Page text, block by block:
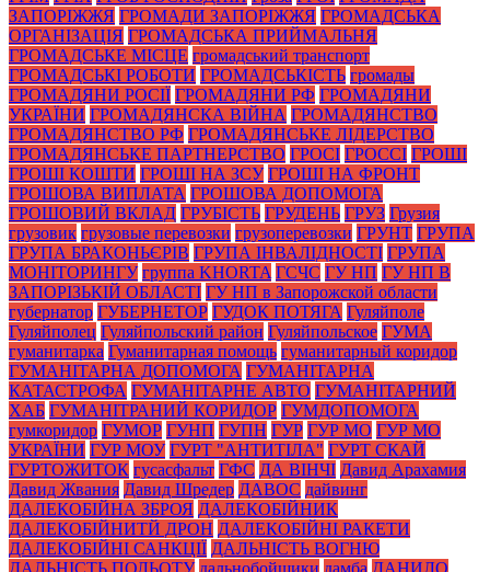
ЗАПОРІЖЖЯ ГРОМАДИ ЗАПОРІЖЖЯ ГРОМАДСЬКА
ОРГАНІЗАЦІЯ ГРОМАДСЬКА ПРИЙМАЛЬНЯ
ГРОМАДСЬКЕ МІСЦЕ громадський транспорт
ГРОМАДСЬКІ РОБОТИ ГРОМАДСЬКІСТЬ громады
ГРОМАДЯНИ РОСІЇ ГРОМАДЯНИ РФ ГРОМАДЯНИ
УКРАЇНИ ГРОМАДЯНСКА ВІЙНА ГРОМАДЯНСТВО
ГРОМАДЯНСТВО РФ ГРОМАДЯНСЬКЕ ЛІДЕРСТВО
ГРОМАДЯНСЬКЕ ПАРТНЕРСТВО ГРОСІ ГРОССІ ГРОШІ
ГРОШІ КОШТИ ГРОШІ НА ЗСУ ГРОШІ НА ФРОНТ
ГРОШОВА ВИПЛАТА ГРОШОВА ДОПОМОГА
ГРОШОВИЙ ВКЛАД ГРУБІСТЬ ГРУДЕНЬ ГРУЗ Грузия
грузовик грузовые перевозки грузоперевозки ГРУНТ ГРУПА
ГРУПА БРАКОНЬЄРІВ ГРУПА ІНВАЛІДНОСТІ ГРУПА
МОНІТОРИНГУ группа KHORTA ГСЧС ГУ НП ГУ НП В
ЗАПОРІЗЬКІЙ ОБЛАСТІ ГУ НП в Запорожской области
губернатор ГУБЕРНЕТОР ГУДОК ПОТЯГА Гуляйполе
Гуляйполец Гуляйпольский район Гуляйпольское ГУМА
гуманитарка Гуманитарная помощь гуманитарный коридор
ГУМАНІТАРНА ДОПОМОГА ГУМАНІТАРНА
КАТАСТРОФА ГУМАНІТАРНЕ АВТО ГУМАНІТАРНИЙ
ХАБ ГУМАНІТРАНИЙ КОРИДОР ГУМДОПОМОГА
гумкоридор ГУМОР ГУНП ГУПН ГУР ГУР МО ГУР МО
УКРАЇНИ ГУР МОУ ГУРТ "АНТИТІЛА" ГУРТ СКАЙ
ГУРТОЖИТОК гусасфальт ГФС ДА ВІНЧІ Давид Арахамия
Давид Жвания Давид Шредер ДАВОС дайвинг
ДАЛЕКОБІЙНА ЗБРОЯ ДАЛЕКОБІЙНИК
ДАЛЕКОБІЙНИТЙ ДРОН ДАЛЕКОБІЙНІ РАКЕТИ
ДАЛЕКОБІЙНІ САНКЦІЇ ДАЛЬНІСТЬ ВОГНЮ
ДАЛЬНІСТЬ ПОЛЬОТУ дальнобойщики дамба ДАНИЛО